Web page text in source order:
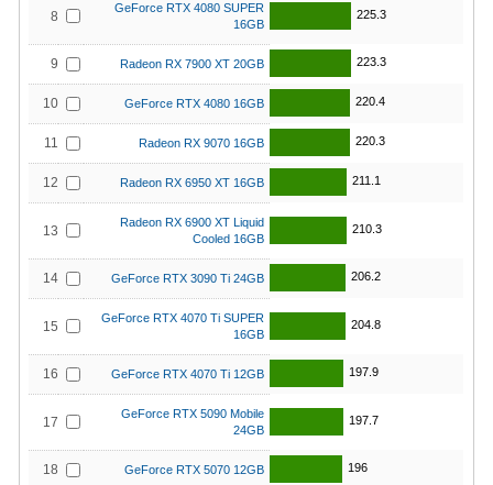
8
GeForce RTX 4080 SUPER
16GB
225.3
9 Radeon RX 7900 XT 20GB 223.3
10 GeForce RTX 4080 16GB 220.4
11 Radeon RX 9070 16GB 220.3
12 Radeon RX 6950 XT 16GB 211.1
13
Radeon RX 6900 XT Liquid
Cooled 16GB
210.3
14 GeForce RTX 3090 Ti 24GB 206.2
15
GeForce RTX 4070 Ti SUPER
16GB
204.8
16 GeForce RTX 4070 Ti 12GB 197.9
17
GeForce RTX 5090 Mobile
24GB
197.7
18 GeForce RTX 5070 12GB 196